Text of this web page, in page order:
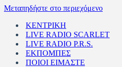
Μεταπηδήστε στο περιεχόμενο
ΚΕΝΤΡΙΚΗ
LIVE RADIO SCARLET
LIVE RADIO P.R.S.
ΕΚΠΟΜΠΕΣ
ΠΟΙΟΙ ΕΙΜΑΣΤΕ